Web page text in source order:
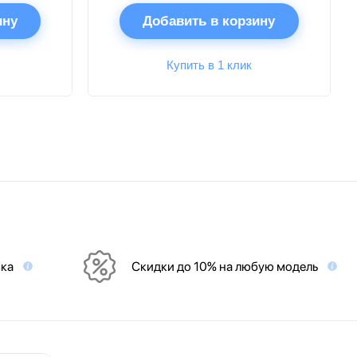
Добавить в корзину
Купить в 1 клик
Скидки до 10% на любую модель